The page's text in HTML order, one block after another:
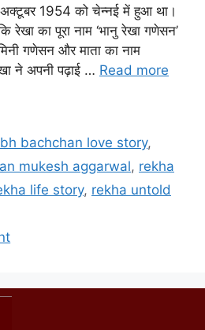
1954 को चेन्नई में हुआ था।
का पूरा नाम ‘भानु रेखा गणेसन’
गणेसन और माता का नाम
ने अपनी पढ़ाई … Read more
bachchan love story,
mukesh aggarwal, rekha
life story, rekha untold